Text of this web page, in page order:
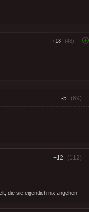
+18 (48)
-5 (69)
+12 (112)
die sie eigentlich nix angehen